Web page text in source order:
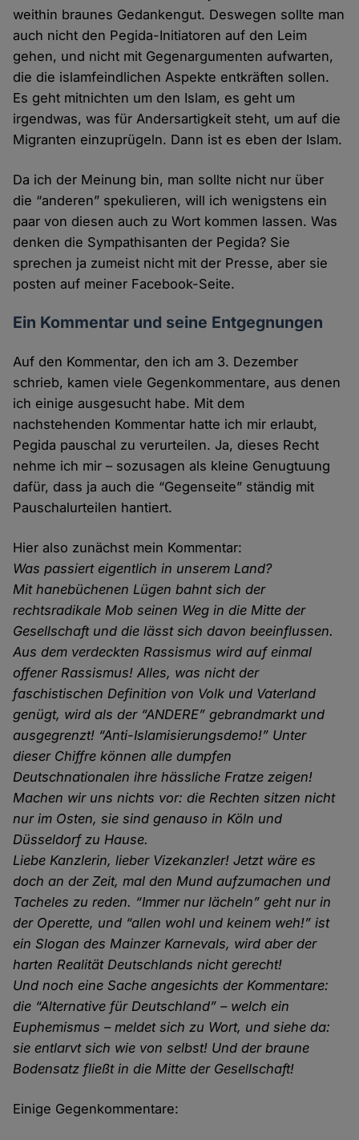
weithin braunes Gedankengut. Deswegen sollte man
auch nicht den Pegida-Initiatoren auf den Leim
gehen, und nicht mit Gegenargumenten aufwarten,
die die islamfeindlichen Aspekte entkräften sollen.
Es geht mitnichten um den Islam, es geht um
irgendwas, was für Andersartigkeit steht, um auf die
Migranten einzuprügeln. Dann ist es eben der Islam.
Da ich der Meinung bin, man sollte nicht nur über
die “anderen” spekulieren, will ich wenigstens ein
paar von diesen auch zu Wort kommen lassen. Was
denken die Sympathisanten der Pegida? Sie
sprechen ja zumeist nicht mit der Presse, aber sie
posten auf meiner Facebook-Seite.
Ein Kommentar und seine Entgegnungen
Auf den Kommentar, den ich am 3. Dezember
schrieb, kamen viele Gegenkommentare, aus denen
ich einige ausgesucht habe. Mit dem
nachstehenden Kommentar hatte ich mir erlaubt,
Pegida pauschal zu verurteilen. Ja, dieses Recht
nehme ich mir – sozusagen als kleine Genugtuung
dafür, dass ja auch die “Gegenseite” ständig mit
Pauschalurteilen hantiert.
Hier also zunächst mein Kommentar:
Was passiert eigentlich in unserem Land?
Mit hanebüchenen Lügen bahnt sich der
rechtsradikale Mob seinen Weg in die Mitte der
Gesellschaft und die lässt sich davon beeinflussen.
Aus dem verdeckten Rassismus wird auf einmal
offener Rassismus! Alles, was nicht der
faschistischen Definition von Volk und Vaterland
genügt, wird als der “ANDERE” gebrandmarkt und
ausgegrenzt! “Anti-Islamisierungsdemo!” Unter
dieser Chiffre können alle dumpfen
Deutschnationalen ihre hässliche Fratze zeigen!
Machen wir uns nichts vor: die Rechten sitzen nicht
nur im Osten, sie sind genauso in Köln und
Düsseldorf zu Hause.
Liebe Kanzlerin, lieber Vizekanzler! Jetzt wäre es
doch an der Zeit, mal den Mund aufzumachen und
Tacheles zu reden. “Immer nur lächeln” geht nur in
der Operette, und “allen wohl und keinem weh!” ist
ein Slogan des Mainzer Karnevals, wird aber der
harten Realität Deutschlands nicht gerecht!
Und noch eine Sache angesichts der Kommentare:
die “Alternative für Deutschland” – welch ein
Euphemismus – meldet sich zu Wort, und siehe da:
sie entlarvt sich wie von selbst! Und der braune
Bodensatz fließt in die Mitte der Gesellschaft!
Einige Gegenkommentare: